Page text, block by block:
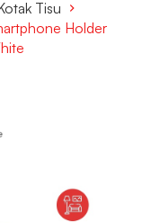
Tisu
Holder